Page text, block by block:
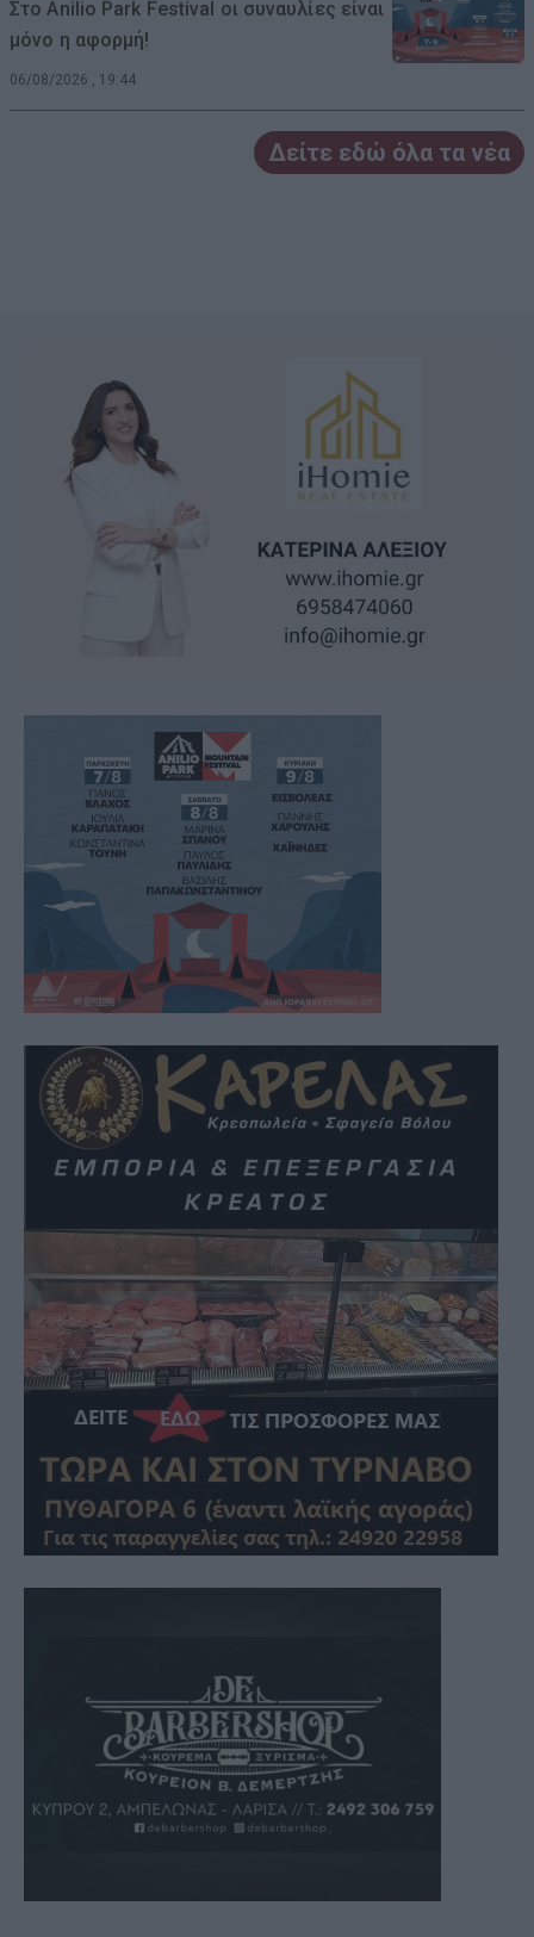
Στο Anilio Park Festival οι συναυλίες είναι
μόνο η αφορμή!
06/08/2026 , 19:44
Δείτε εδώ όλα τα νέα